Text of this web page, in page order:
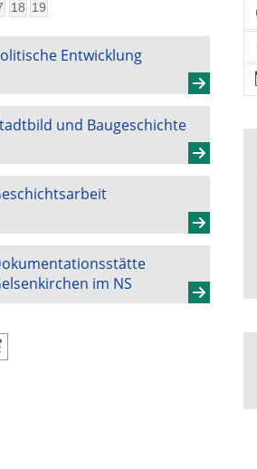
18 19
Entwicklung
und Baugeschichte
im NS